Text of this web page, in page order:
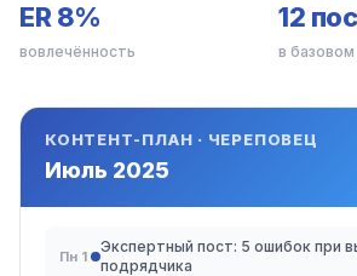
ER 8%
вовлечённость
12
в
КОНТЕНТ-ПЛАН · ЧЕРЕПОВЕЦ
Июль 2025
Пн 1
Экспертный пост: 5 ошибок при
подрядчика